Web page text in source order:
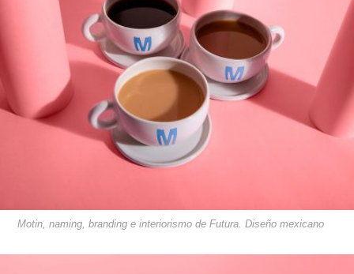
Motin, naming, branding e interiorismo de Futura. Diseño mexicano